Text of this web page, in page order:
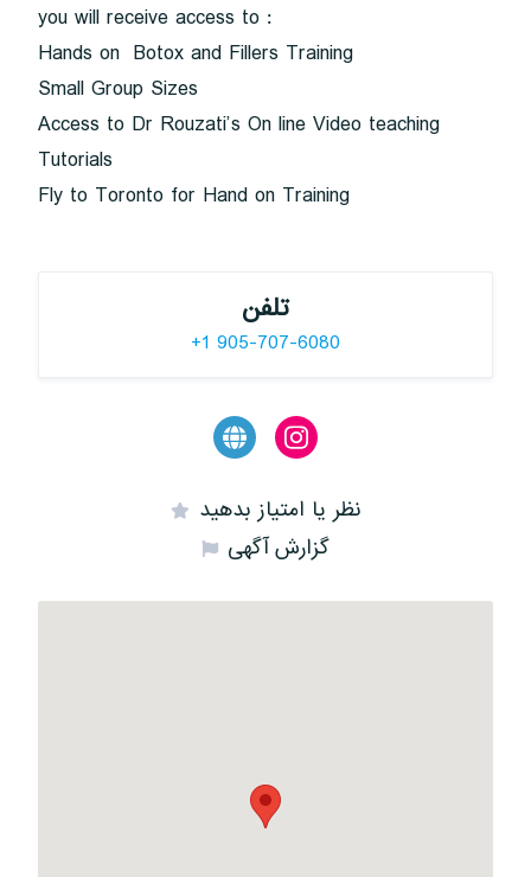
you will receive access to :
Hands on Botox and Fillers Training
Small Group Sizes
Access to Dr Rouzati’s On line Video teaching
Tutorials
Fly to Toronto for Hand on Training
تلفن
+1 905-707-6080
نظر یا امتیاز بدهید
گزارش آگهی